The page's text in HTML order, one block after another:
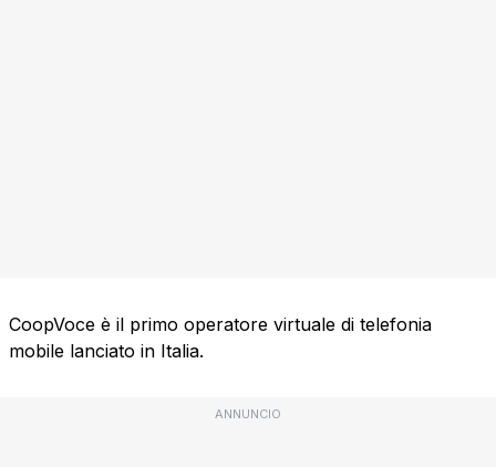
CoopVoce è il primo operatore virtuale di telefonia
mobile lanciato in Italia.
ANNUNCIO